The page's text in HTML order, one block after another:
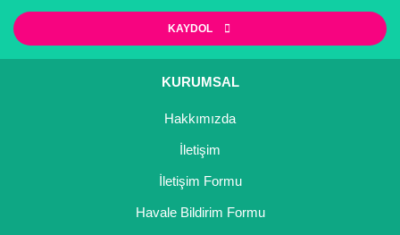
Gönder
KAYDOL
KURUMSAL
Hakkımızda
İletişim
İletişim Formu
Havale Bildirim Formu